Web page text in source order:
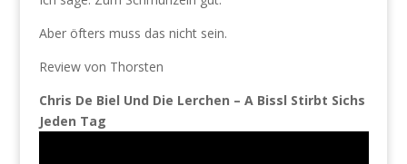
Aber öfters muss das nicht sein.
Review von Thorsten
Chris De Biel Und Die Lerchen – A Bissl Stirbt Sichs
Jeden Tag